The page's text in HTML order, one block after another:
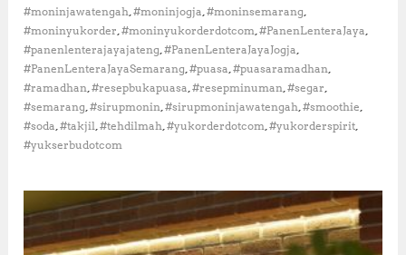
M
j
a
g
a
u
h
T
e
#moninjawatengah ,#moninjogja ,#moninsemarang
#moninyukorder ,#moninyukorderdotcom ,#PanenLenteraJaya
#panenlenterajayajateng ,#PanenLenteraJayaJogja
#PanenLenteraJayaSemarang ,#puasa ,#puasaramadhan
#ramadhan ,#resepbukapuasa ,#resepminuman ,#segar
#semarang ,#sirupmonin ,#sirupmoninjawatengah ,#smoothie
#soda ,#takjil ,#tehdilmah ,#yukorderdotcom ,#yukorderspirit
#yukserbudotcom